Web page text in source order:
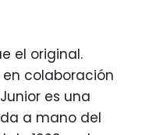
el original.
en colaboración
es una
a mano del